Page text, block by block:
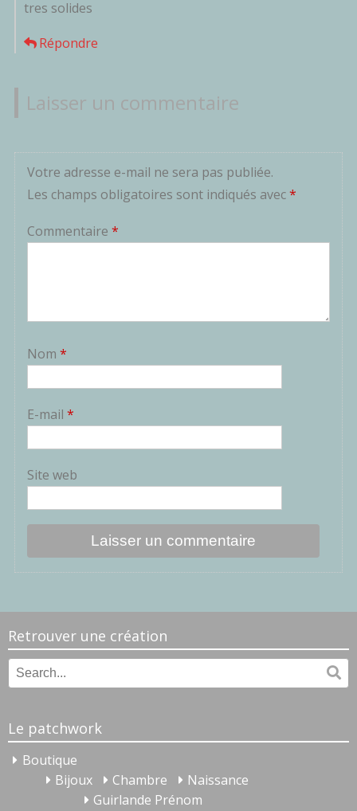
tres solides
Répondre
Laisser un commentaire
Votre adresse e-mail ne sera pas publiée.
Les champs obligatoires sont indiqués avec*
Commentaire *
Nom *
E-mail *
Site web
Retrouver une création
Search
for:
Le patchwork
Boutique
Bijoux
Chambre
Naissance
Guirlande Prénom